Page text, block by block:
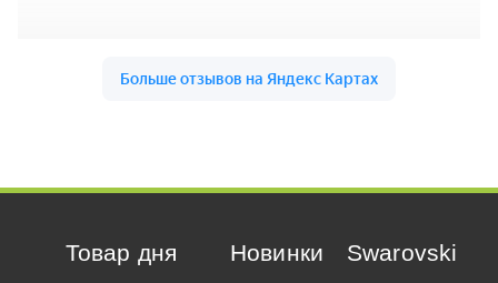
Товар дня Новинки
Swarovski